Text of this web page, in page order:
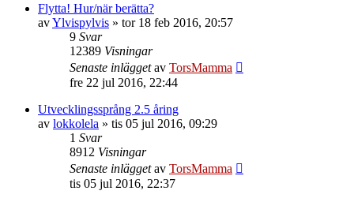
Flytta! Hur/när berätta?
avYlvispylvis » tor 18 feb 2016, 20:57
9 Svar
12389 Visningar
Senaste inläggetav TorsMamma
fre 22 jul 2016, 22:44
Utvecklingssprång 2.5 åring
av lokkolela » tis 05 jul 2016, 09:29
1 Svar
8912 Visningar
Senaste inläggetav TorsMamma
tis 05 jul 2016, 22:37